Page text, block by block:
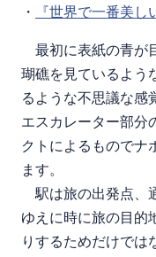
・ 『世界で一番美し
最初に表紙の青が
瑚礁を見ているよう
るような不思議な感
エスカレーター部分
クトによるものでナ
ます。
駅は旅の出発点、
ゆえに時に旅の目的
りするためだけでは